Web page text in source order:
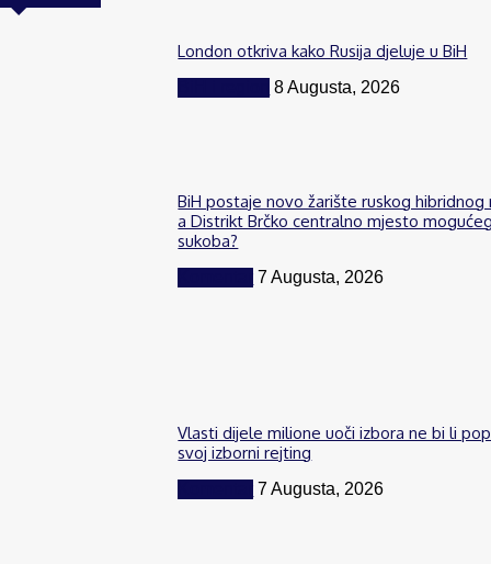
London otkriva kako Rusija djeluje u BiH
8 Augusta, 2026
BiH postaje novo žarište ruskog hibridnog
a Distrikt Brčko centralno mjesto
sukoba?
7 Augusta, 2026
Vlasti dijele milione uoči izbora ne bi li
svoj izborni rejting
7 Augusta, 2026